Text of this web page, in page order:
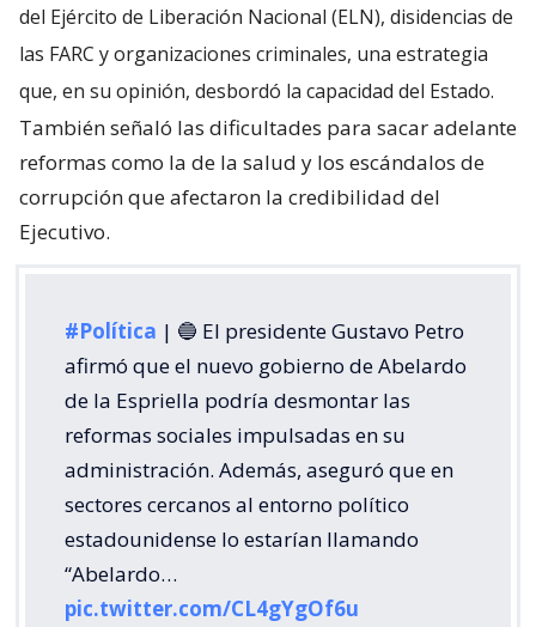
del Ejército de Liberación Nacional (ELN), disidencias de
las FARC y organizaciones criminales, una estrategia
que, en su opinión, desbordó la capacidad del Estado.
También señaló las dificultades para sacar adelante
reformas como la de la salud y los escándalos de
corrupción que afectaron la credibilidad del
Ejecutivo.
#Política | 🔵 El presidente Gustavo Petro
afirmó que el nuevo gobierno de Abelardo
de la Espriella podría desmontar las
reformas sociales impulsadas en su
administración. Además, aseguró que en
sectores cercanos al entorno político
estadounidense lo estarían llamando
“Abelardo…
pic.twitter.com/CL4gYgOf6u